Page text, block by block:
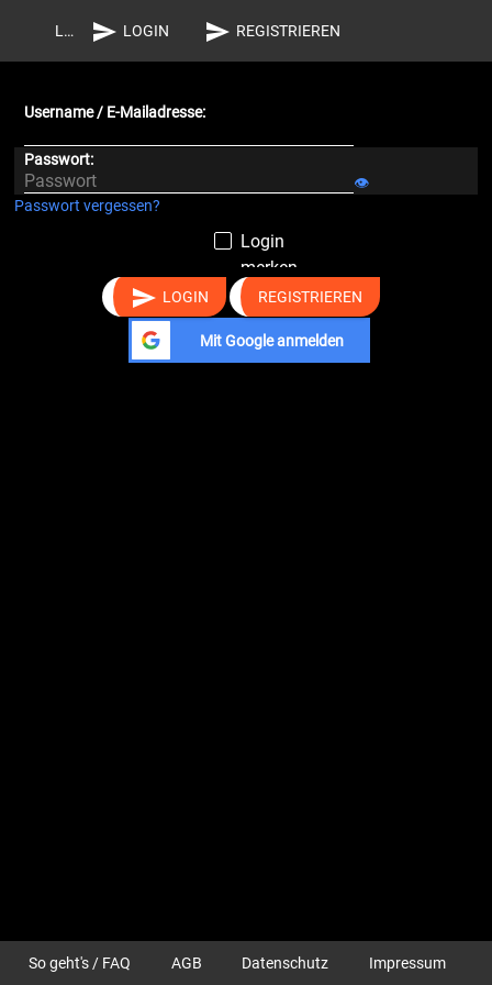
Login send LOGIN send REGISTRIEREN
Username / E-Mailadresse:
Passwort:
Passwort
👁
Passwort vergessen?
Login
merken
send LOGIN REGISTRIEREN
Mit Google anmelden
So geht's / FAQ AGB Datenschutz Impressum